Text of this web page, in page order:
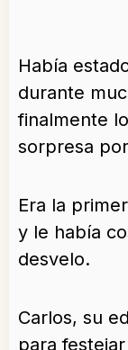
Había
durante
finalmente
sorpresa
Era la
y le había
desvelo.
Carlos, su
para